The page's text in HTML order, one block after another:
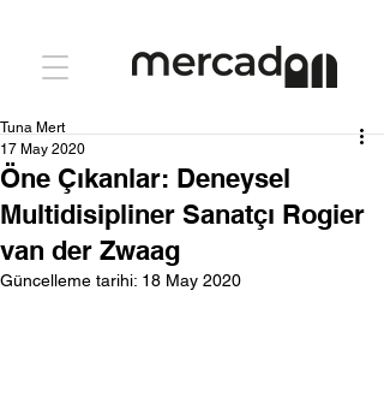
Öne Çıkanlar: Deneysel
Multidisipliner Sanatçı Rogier
van der Zwaag
Tuna Mert
17 May 2020
Güncelleme tarihi: 18 May 2020